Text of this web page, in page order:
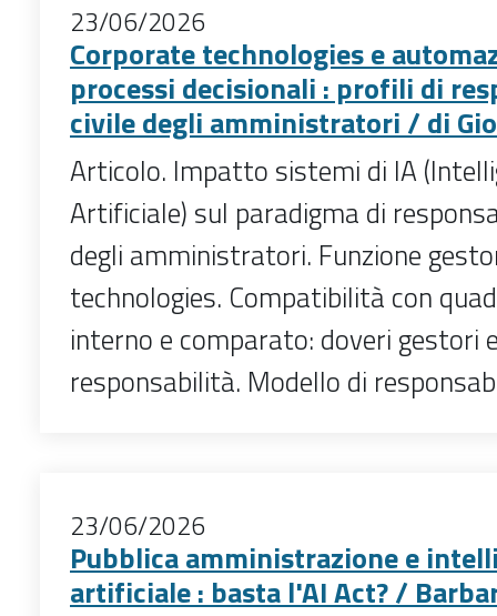
23/06/2026
Corporate technologies e
processi decisionali : profili di
civile degli amministratori / di
Articolo. Impatto sistemi di IA
Artificiale) sul paradigma di
degli amministratori. Funzione
technologies. Compatibilità con
interno e comparato: doveri gestori
responsabilità. Modello di
23/06/2026
Pubblica amministrazione e
artificiale : basta l'AI Act? /